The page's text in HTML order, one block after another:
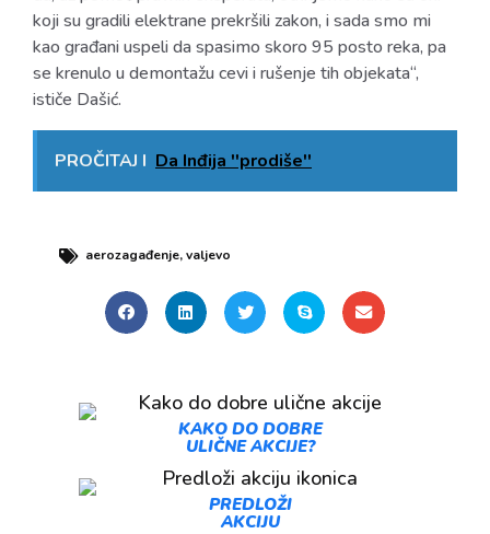
koji su gradili elektrane prekršili zakon, i sada smo mi
kao građani uspeli da spasimo skoro 95 posto reka, pa
se krenulo u demontažu cevi i rušenje tih objekata“,
ističe Dašić.
PROČITAJ I Da Inđija ''prodiše''
aerozagađenje,valjevo
KAKO DO DOBRE
ULIČNE AKCIJE?
PREDLOŽI
AKCIJU